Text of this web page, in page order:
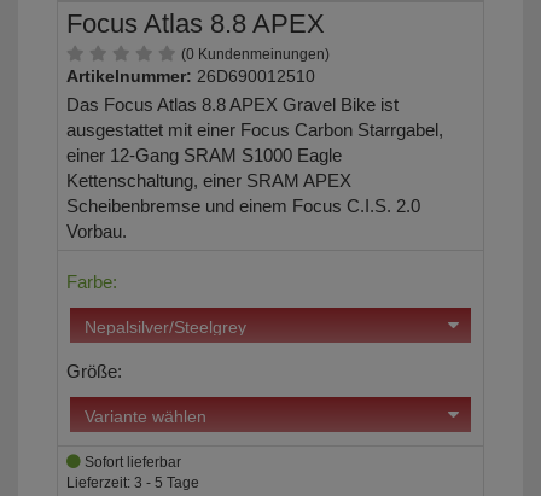
Focus Atlas 8.8 APEX
(0 Kundenmeinungen)
Artikelnummer: 26D690012510
Das Focus Atlas 8.8 APEX Gravel Bike ist
ausgestattet mit einer Focus Carbon Starrgabel,
einer 12-Gang SRAM S1000 Eagle
Kettenschaltung, einer SRAM APEX
Scheibenbremse und einem Focus C.I.S. 2.0
Vorbau.
Farbe:
Größe:
Sofort lieferbar
Lieferzeit: 3 - 5 Tage